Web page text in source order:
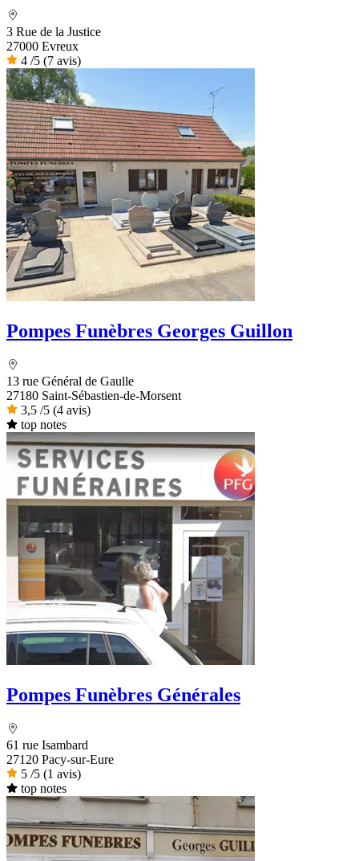
3 Rue de la Justice
27000 Evreux
4 /5 (7 avis)
Pompes Funèbres Georges Guillon
13 rue Général de Gaulle
27180 Saint-Sébastien-de-Morsent
3,5 /5 (4 avis)
top notes
Pompes Funèbres Générales
61 rue Isambard
27120 Pacy-sur-Eure
5 /5 (1 avis)
top notes